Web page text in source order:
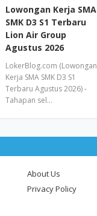
Lowongan Kerja SMA
SMK D3 S1 Terbaru
Lion Air Group
Agustus 2026
LokerBlog.com (Lowongan
Kerja SMA SMK D3 S1
Terbaru Agustus 2026) -
Tahapan sel…
About Us
Privacy Policy